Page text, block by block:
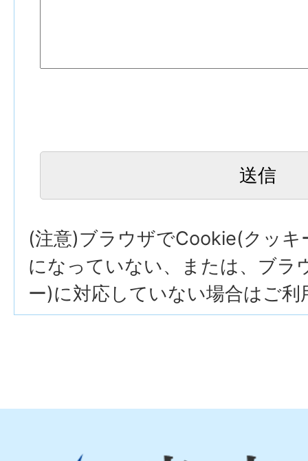
(注意)ブラウザでCookie(クッキ
になっていない、または、ブラ
ー)に対応していない場合はご利